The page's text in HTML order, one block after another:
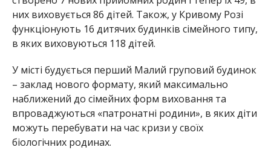
них виховується 86 дітей. Також, у Кривому Розі
функціонують 16 дитячих будинків сімейного типу,
в яких виховуються 118 дітей.
У місті будується перший Малий груповий будинок
– заклад нового формату, який максимально
наближений до сімейних форм виховання та
впроваджуються «патронатні родини», в яких діти
можуть перебувати на час кризи у своїх
біологічних родинах.